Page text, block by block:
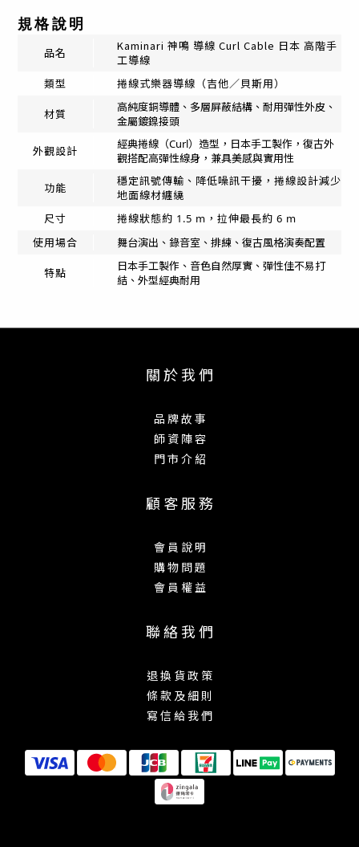
格。
高品質插頭，穩定耐用
規格說明
品名
Kaminari 神鳴 導線 Curl Cable 日本 高階手
工導線
類型
捲線式樂器導線（吉他／貝斯用）
材質
高純度銅導體、多層屏蔽結構、耐用彈性外皮、
金屬鍍鎳接頭
外觀設計
經典捲線（Curl）造型，日本手工製作，復古外
觀搭配高彈性線身，兼具美感與實用性
功能
穩定訊號傳輸、降低噪訊干擾，捲線設計減少
地面線材纏繞
尺寸
捲線狀態約 1.5 m，拉伸最長約 6 m
使用場合
舞台演出、錄音室、排練、復古風格演奏配置
特點
日本手工製作、音色自然厚實、彈性佳不易打
結、外型經典耐用
關 於 我 們
品 牌 故 事
師 資 陣 容
門 市 介 紹
顧 客 服 務
會 員 說 明
購 物 問 題
會 員 權 益
聯 絡 我 們
退 換 貨 政 策
條 款 及 細 則
寫 信 給 我 們